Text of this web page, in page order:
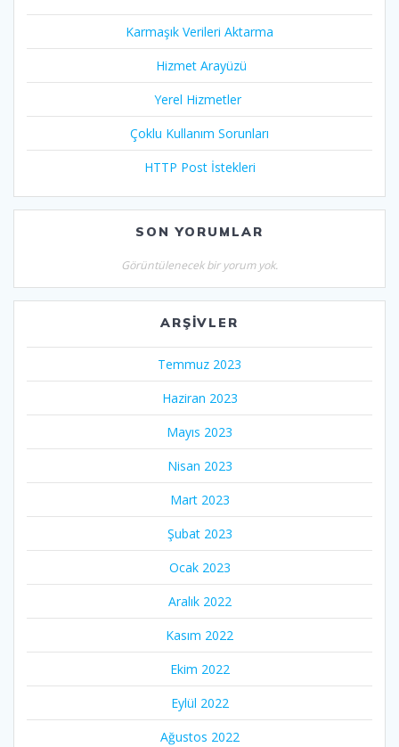
Karmaşık Verileri Aktarma
Hizmet Arayüzü
Yerel Hizmetler
Çoklu Kullanım Sorunları
HTTP Post İstekleri
SON YORUMLAR
Görüntülenecek bir yorum yok.
ARŞIVLER
Temmuz 2023
Haziran 2023
Mayıs 2023
Nisan 2023
Mart 2023
Şubat 2023
Ocak 2023
Aralık 2022
Kasım 2022
Ekim 2022
Eylül 2022
Ağustos 2022